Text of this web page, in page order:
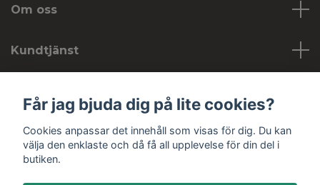
Om oss
Kundtjänst
Sociala medier
Får jag bjuda dig på lite cookies?
Cookies anpassar det innehåll som visas för dig. Du kan
välja den enklaste och då få all upplevelse för din del i
butiken.